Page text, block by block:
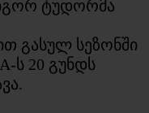
ტუდორმა
გასულ სეზონში
ს 20 გუნდს